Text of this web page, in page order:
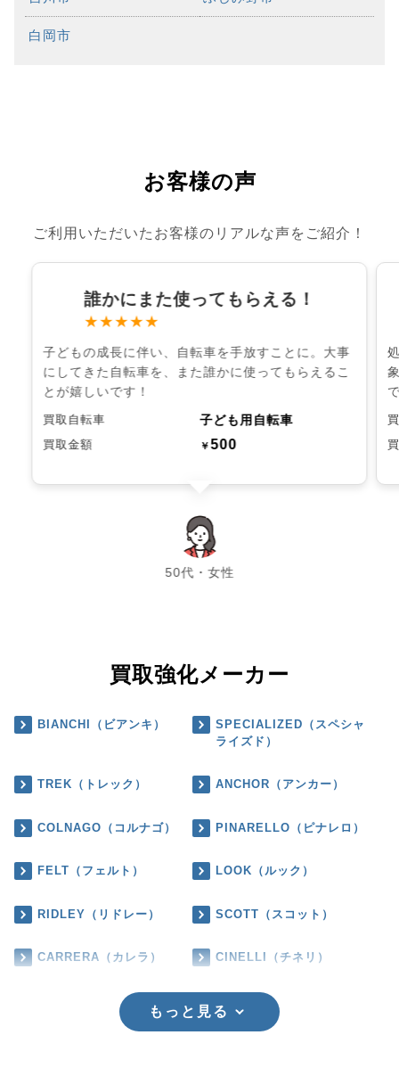
白岡市
お客様の声
ご利用いただいたお客様のリアルな声をご紹介！
誰かにまた使ってもらえる！
★★★★★
子どもの成長に伴い、自転車を手放すことに。大事
にしてきた自転車を、また誰かに使ってもらえるこ
とが嬉しいです！
買取自転車 子ども用自転車
買取金額 ￥500
50代・女性
chevron_left chevron_right
買取強化メーカー
BIANCHI（ビアンキ）
SPECIALIZED（スペシャ
ライズド）
TREK（トレック） ANCHOR（アンカー）
COLNAGO（コルナゴ） PINARELLO（ピナレロ）
FELT（フェルト） LOOK（ルック）
RIDLEY（リドレー） SCOTT（スコット）
CARRERA（カレラ） CINELLI（チネリ）
もっと見る